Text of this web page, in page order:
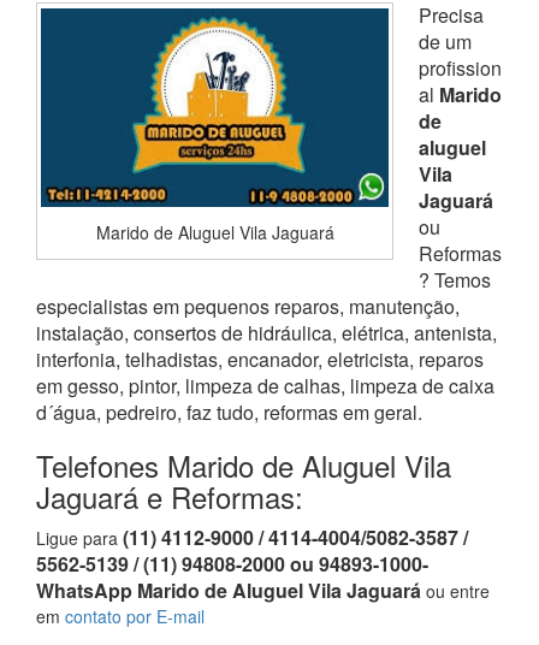
Marido de Aluguel Vila Jaguará
Precisa
de um
profission
al Marido
de
aluguel
Vila
Jaguará
ou
Reformas
? Temos
especialistas em pequenos reparos, manutenção,
instalação, consertos de hidráulica, elétrica, antenista,
interfonia, telhadistas, encanador, eletricista, reparos
em gesso, pintor, limpeza de calhas, limpeza de caixa
d´água, pedreiro, faz tudo, reformas em geral.
Telefones Marido de Aluguel Vila
Jaguará e Reformas:
Ligue para (11) 4112-9000 / 4114-4004/5082-3587 /
5562-5139 / (11) 94808-2000 ou 94893-1000-
WhatsApp Marido de Aluguel Vila Jaguará ou entre
em contato por E-mail